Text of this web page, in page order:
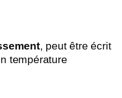
, peut être écrit
température